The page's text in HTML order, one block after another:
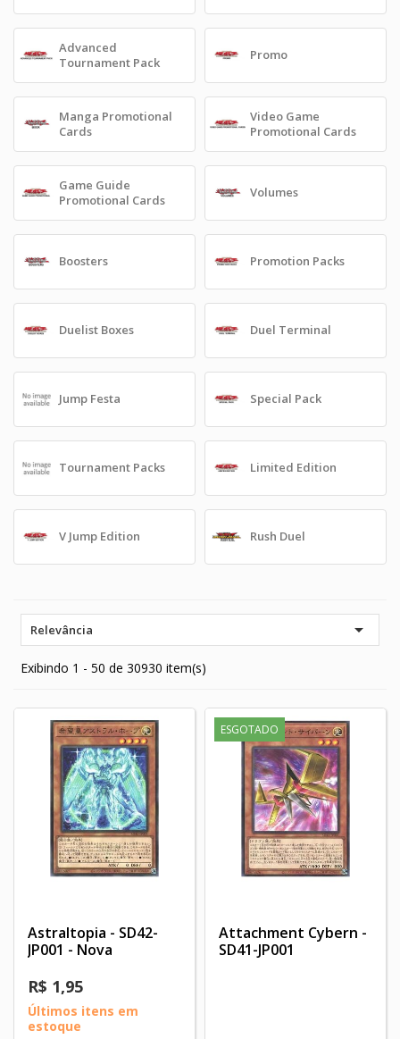
Advanced
Tournament Pack
Promo
Manga Promotional
Cards
Video Game
Promotional Cards
Game Guide
Promotional Cards
Volumes
Boosters Promotion Packs
Duelist Boxes Duel Terminal
Jump Festa Special Pack
Tournament Packs Limited Edition
V Jump Edition Rush Duel
Relevância 
Exibindo 1 - 50 de 30930 item(s)
Astraltopia - SD42-
JP001 - Nova
R$ 1,95
Últimos itens em
estoque
ESGOTADO
Attachment Cybern -
SD41-JP001